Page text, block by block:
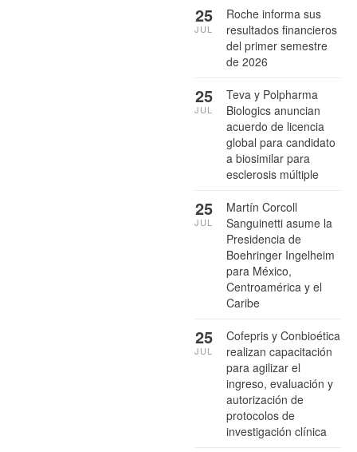
Roche informa sus
resultados financieros
del primer semestre
de 2026
25
JUL
Teva y Polpharma
Biologics anuncian
acuerdo de licencia
global para candidato
a biosimilar para
esclerosis múltiple
25
JUL
Martín Corcoll
Sanguinetti asume la
Presidencia de
Boehringer Ingelheim
para México,
Centroamérica y el
Caribe
25
JUL
Cofepris y Conbioética
realizan capacitación
para agilizar el
ingreso, evaluación y
autorización de
protocolos de
investigación clínica
25
JUL